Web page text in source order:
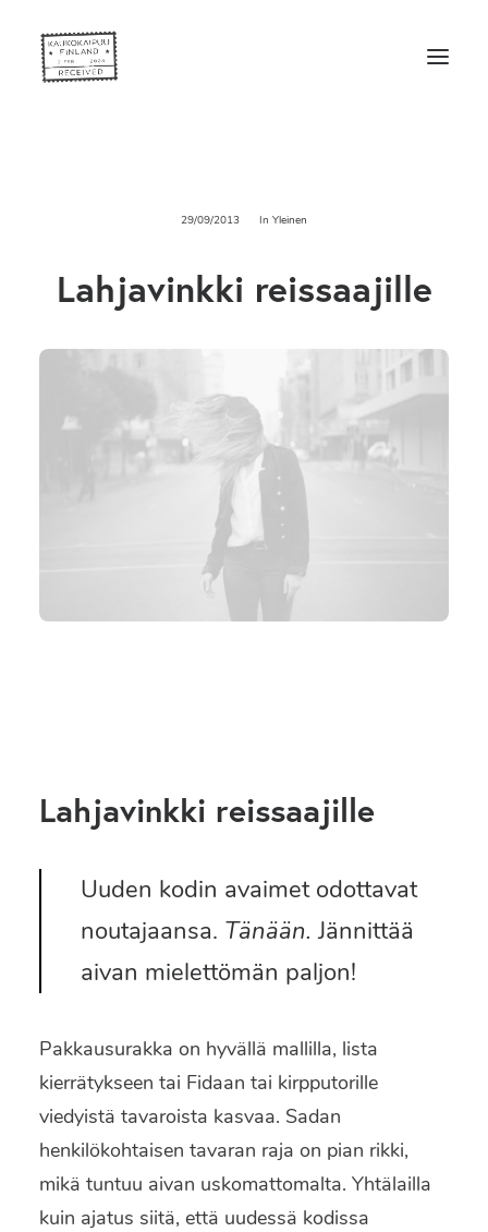
SEARCH
29/09/2013 In Yleinen
Lahjavinkki reissaajille
Lahjavinkki reissaajille
Uuden kodin avaimet odottavat
noutajaansa. Tänään. Jännittää
aivan mielettömän paljon!
Pakkausurakka on hyvällä mallilla, lista
kierrätykseen tai Fidaan tai kirpputorille
viedyistä tavaroista kasvaa. Sadan
henkilökohtaisen tavaran raja on pian rikki,
mikä tuntuu aivan uskomattomalta. Yhtälailla
kuin ajatus siitä, että uudessä kodissa